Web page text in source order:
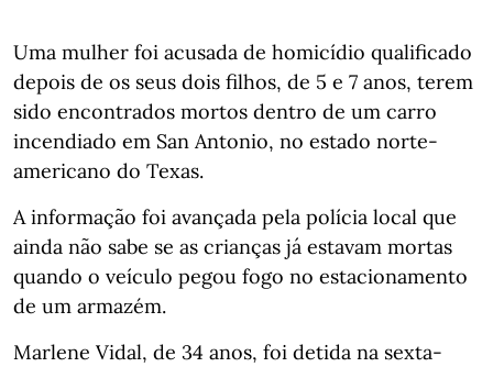
Uma mulher foi acusada de homicídio qualificado
depois de os seus dois filhos, de 5 e 7 anos, terem
sido encontrados mortos dentro de um carro
incendiado em San Antonio, no estado norte-
americano do Texas.
A informação foi avançada pela polícia local que
ainda não sabe se as crianças já estavam mortas
quando o veículo pegou fogo no estacionamento
de um armazém.
Marlene Vidal, de 34 anos, foi detida na sexta-